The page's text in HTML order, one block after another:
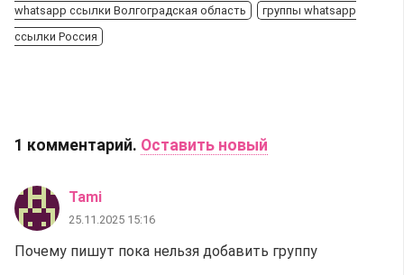
whatsapp ссылки Волгоградская область
группы whatsapp
ссылки Россия
1 комментарий. Оставить новый
Tami
25.11.2025 15:16
Почему пишут пока нельзя добавить группу